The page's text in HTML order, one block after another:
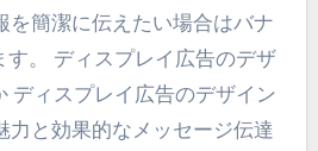
を簡潔に伝えたい場合はバナ
す。 ディスプレイ広告のデザ
ディスプレイ広告のデザイン
力と効果的なメッセージ伝達